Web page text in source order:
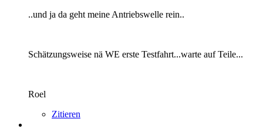
..und ja da geht meine Antriebswelle rein..
Schätzungsweise nä WE erste Testfahrt...warte auf Teile...
Roel
Zitieren